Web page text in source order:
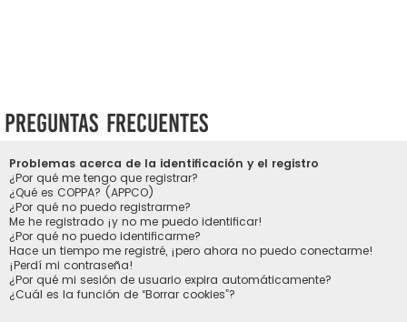
Preguntas Frecuentes
Problemas acerca de la identificación y el registro
¿Por qué me tengo que registrar?
¿Qué es COPPA? (APPCO)
¿Por qué no puedo registrarme?
Me he registrado ¡y no me puedo identificar!
¿Por qué no puedo identificarme?
Hace un tiempo me registré, ¡pero ahora no puedo conectarme!
¡Perdí mi contraseña!
¿Por qué mi sesión de usuario expira automáticamente?
¿Cuál es la función de “Borrar cookies”?